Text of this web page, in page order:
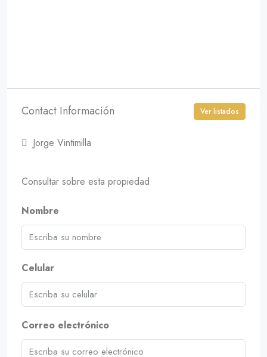
Contact Información Ver listados
Jorge Vintimilla
Consultar sobre esta propiedad
Nombre
Celular
Correo electrónico